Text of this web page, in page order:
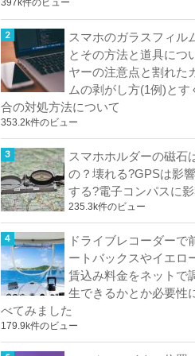
397k件のビュー
スマホのガラスフィル
とその方法と道具につ
ヤーの注意点と割れた
ムの剥がし方(1例)とす
合の対処方法について
353.2k件のビュー
スマホホルダーの磁石
の？壊れる?GPSは影
する?電子コンパスに影
235.3k件のビュー
ドライブレコーダーで
ートバックスやイエロ
賃込み料金をネットで
生できるかとか必要性
べてみました
179.9k件のビュー